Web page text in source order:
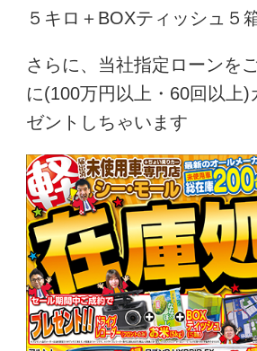
５キロ＋BOXティッシュ５
さらに、当社指定ローンを
に(100万円以上・60回以上)
ゼントしちゃいます